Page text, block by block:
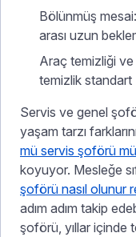
Bölünmüş
arası uzun
Araç temizliği ve
temizlik standart
Servis ve genel
yaşam tarzı
mü servis şoförü
koyuyor. Mesleğe
şoförü nasıl olunur
adım adım takip
şoförü, yıllar içinde